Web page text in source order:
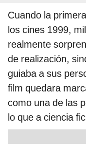
Cuando la
los cines 1999,
realmente
de realización,
guiaba a sus
film quedara
como una de las
lo que a ciencia